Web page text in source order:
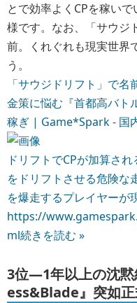
とで効率よくCPを稼い
様です。なお、「サウジ
前。くれぐれも現実世界
う。
「サウジドリフト」で
金策に悩む『首都高バト
稼ぎ | Game*Spark - 国
ドリフトでCPが加算さ
をドリフトさせる危険な
を爆走するプレイヤーが
https://
ml続きを読む »
3位―1年以上の沈
ess&Blade』突如